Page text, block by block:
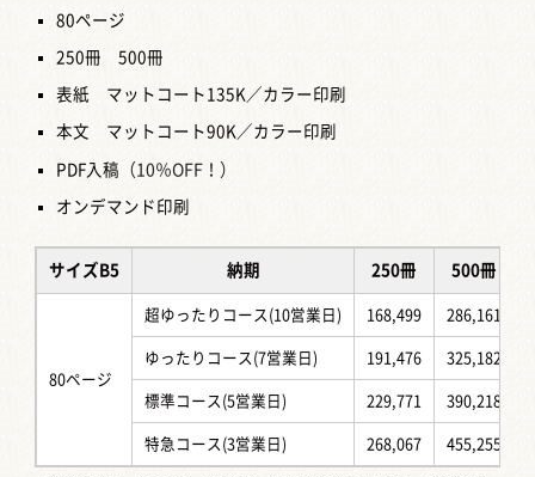
80ページ
250冊 500冊
表紙 マットコート135K／カラー印刷
本文 マットコート90K／カラー印刷
PDF入稿 （10％OFF！）
オンデマンド印刷
サイズB5 納期 250冊 500冊
80ページ
超ゆったりコース(10営業日) 168,499 286,161
ゆったりコース(7営業日) 191,476 325,182
標準コース(5営業日) 229,771 390,218
特急コース(3営業日) 268,067 455,255